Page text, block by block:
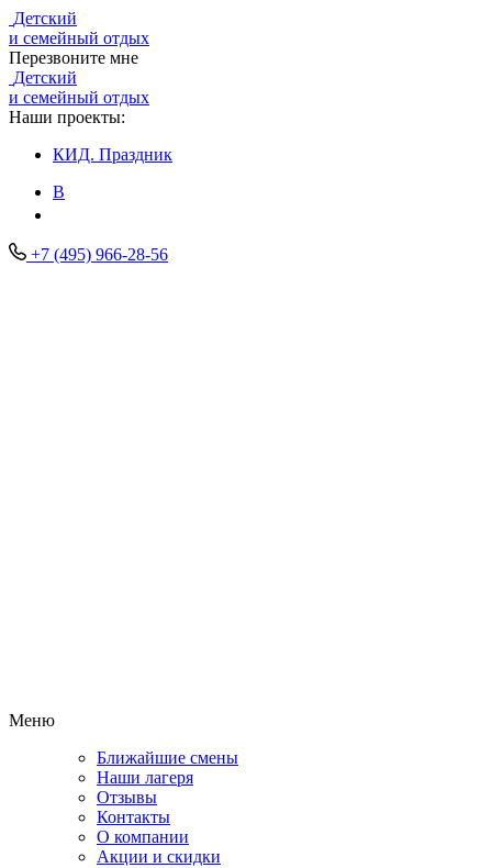
Детский
и семейный отдых
Перезвоните мне
Детский
и семейный отдых
Наши проекты:
КИД. Праздник
В
+7 (495) 966-28-56
Меню
Ближайшие смены
Наши лагеря
Отзывы
Контакты
О компании
Акции и скидки